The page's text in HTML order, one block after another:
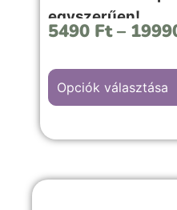
egyszerűen!
Az “Eljegyzés”
romantikus
5490 Ft –
Opciók választása